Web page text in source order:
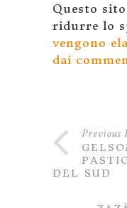
Questo
ridurre lo
vengono
dai
Previous
DEL SUD